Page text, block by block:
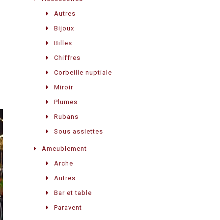
Autres
Bijoux
Billes
Chiffres
Corbeille nuptiale
Miroir
Plumes
Rubans
Sous assiettes
Ameublement
Arche
Autres
Bar et table
Paravent